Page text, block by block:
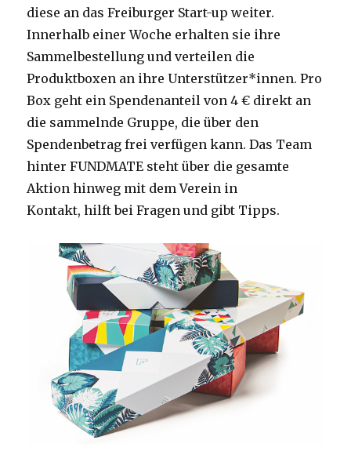
diese an das Freiburger Start-up weiter.
Innerhalb einer Woche erhalten sie ihre
Sammelbestellung und verteilen die
Produktboxen an ihre Unterstützer*innen. Pro
Box geht ein Spendenanteil von 4 € direkt an
die sammelnde Gruppe, die über den
Spendenbetrag frei verfügen kann. Das Team
hinter FUNDMATE steht über die gesamte
Aktion hinweg mit dem Verein in
Kontakt, hilft bei Fragen und gibt Tipps.